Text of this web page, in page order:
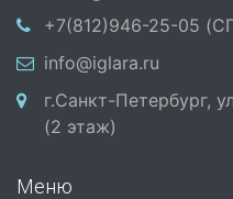
+7(812)946-25-05
info@iglara.ru
г.Санкт-Петербург,
(2 этаж)
Меню